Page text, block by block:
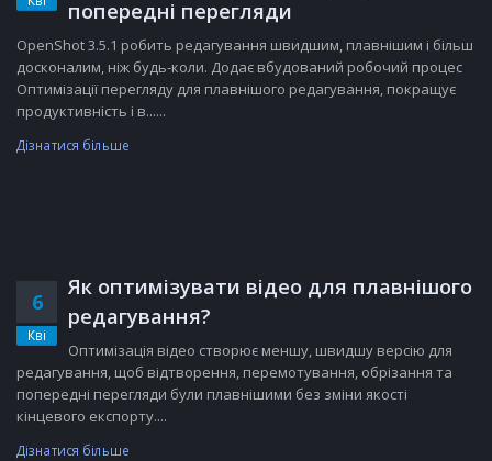
попередні перегляди
OpenShot 3.5.1 робить редагування швидшим, плавнішим і більш
досконалим, ніж будь-коли. Додає вбудований робочий процес
Оптимізації перегляду для плавнішого редагування, покращує
продуктивність і в......
Дізнатися більше
6
Кві
Як оптимізувати відео для плавнішого
редагування?
Оптимізація відео створює меншу, швидшу версію для
редагування, щоб відтворення, перемотування, обрізання та
попередні перегляди були плавнішими без зміни якості
кінцевого експорту....
Дізнатися більше